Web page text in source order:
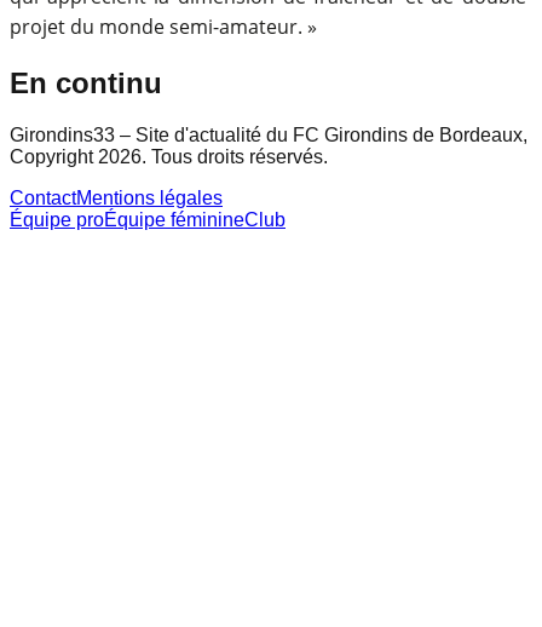
projet du monde semi-amateur. »
En continu
Girondins33 – Site d'actualité du FC Girondins de Bordeaux,
Copyright 2026. Tous droits réservés.
ContactMentions légales
Équipe proÉquipe féminineClub